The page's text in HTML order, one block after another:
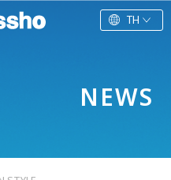
TH
NEWS